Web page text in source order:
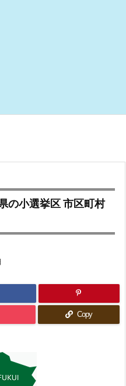
の小選挙区 市区町村
Copy